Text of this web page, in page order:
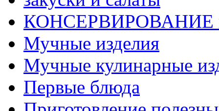
КОНСЕРВИРОВАНИЕ
Мучные изделия
Мучные кулинарные
Первые блюда